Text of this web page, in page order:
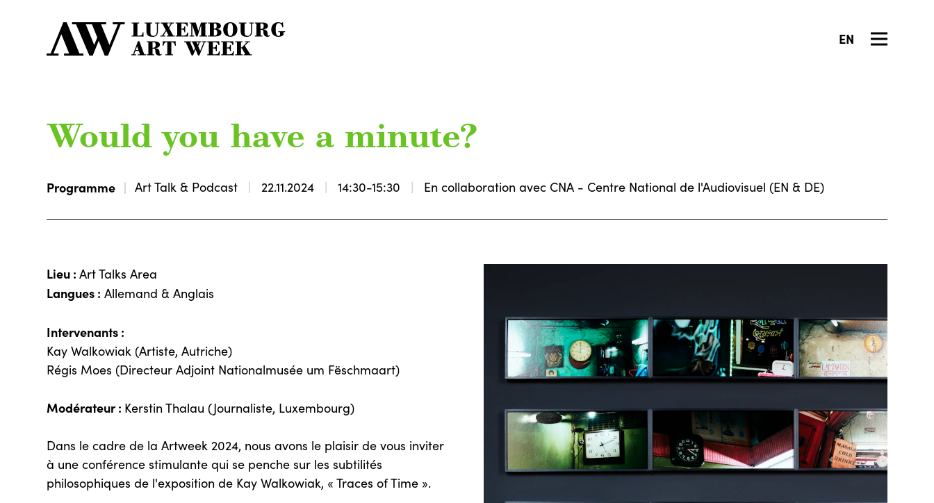
EN
Would you have a minute?
Programme Art Talk & Podcast 22.11.2024 14:30-15:30 En collaboration avec CNA - Centre National de l'Audiovisuel (EN & DE)
Lieu :Art Talks Area
Langues : Allemand & Anglais
Intervenants :
Kay Walkowiak (Artiste, Autriche)
Régis Moes (Directeur Adjoint Nationalmusée um Fëschmaart)
Modérateur : Kerstin Thalau (Journaliste, Luxembourg)
Dans le cadre de la Artweek 2024, nous avons le plaisir de vous inviter
à une conférence stimulante qui se penche sur les subtilités
philosophiques de l'exposition de Kay Walkowiak, « Traces of Time ».